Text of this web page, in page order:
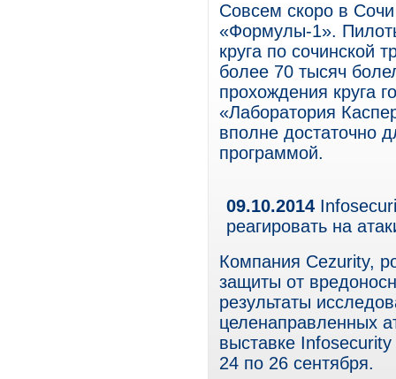
Совсем скоро в
«Формулы-1».
круга по сочинской
более 70 тысяч
прохождения круга
«Лаборатория
вполне достаточно
программой.
09.10.2014
реагировать на
Компания Cezurity,
защиты от
результаты
целенаправленных
выставке
24 по 26 сентября.